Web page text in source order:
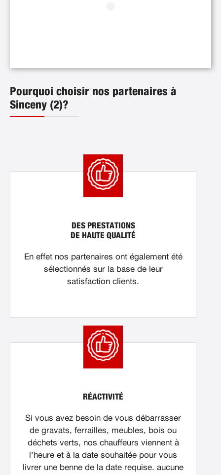
Pourquoi choisir nos partenaires à
Sinceny (2)?
DES PRESTATIONS
DE HAUTE QUALITÉ
En effet nos partenaires ont également été
sélectionnés sur la base de leur
satisfaction clients.
RÉACTIVITÉ
Si vous avez besoin de vous débarrasser
de gravats, ferrailles, meubles, bois ou
déchets verts, nos chauffeurs viennent à
l’heure et à la date souhaitée pour vous
livrer une benne de la date requise. aucune